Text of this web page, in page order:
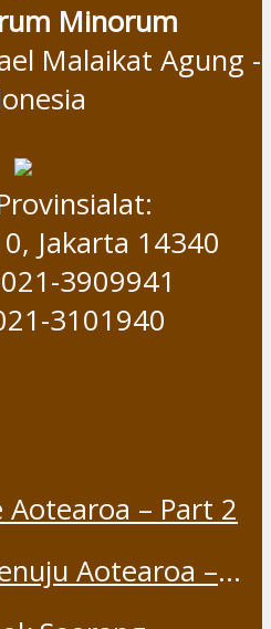
Minorum
Malaikat Agung -
Jakarta 14340
3909941
3101940
Aotearoa – Part 2
Aotearoa –